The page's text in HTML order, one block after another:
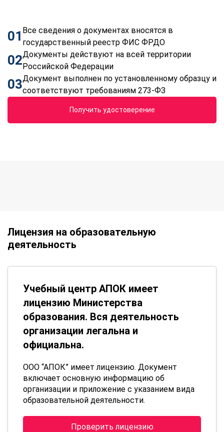
01 Все сведения о документах вносятся в
государственный реестр ФИС ФРДО
02Документы действуют на всей территории
Российской Федерации
03Документ выполнен по установленному образцу и
соответствуют требованиям 273-ФЗ
Получить удостоверение
Лицензия на образовательную
деятельность
Учебный центр АПОК имеет
лицензию Министерства
образования. Вся деятельность
организации легальна и
официальна.
ООО “АПОК” имеет лицензию. Документ
включает основную информацию об
организации и приложение с указанием вида
образовательной деятельности.
Проверить лицензию